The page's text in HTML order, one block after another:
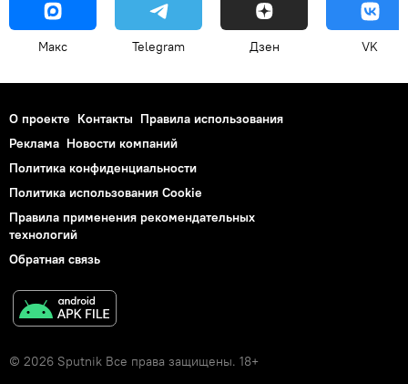
Макс Telegram Дзен VK
О проекте Контакты Правила использования
Реклама Новости компаний
Политика конфиденциальности
Политика использования Cookie
Правила применения рекомендательных
технологий
Обратная связь
© 2026 Sputnik Все права защищены. 18+